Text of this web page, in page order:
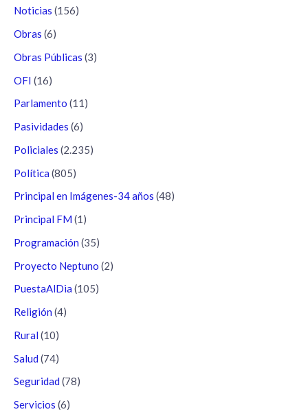
Noticias (156)
Obras (6)
Obras Públicas (3)
OFI (16)
Parlamento (11)
Pasividades (6)
Policiales (2.235)
Política (805)
Principal en Imágenes-34 años (48)
Principal FM (1)
Programación (35)
Proyecto Neptuno (2)
PuestaAlDia (105)
Religión (4)
Rural (10)
Salud (74)
Seguridad (78)
Servicios (6)